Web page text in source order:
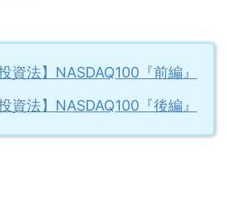
資法】NASDAQ100『前編』
資法】NASDAQ100『後編』